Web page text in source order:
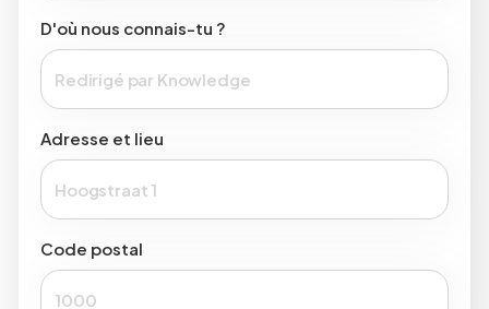
D'où nous connais-tu ?
Adresse et lieu
Code postal